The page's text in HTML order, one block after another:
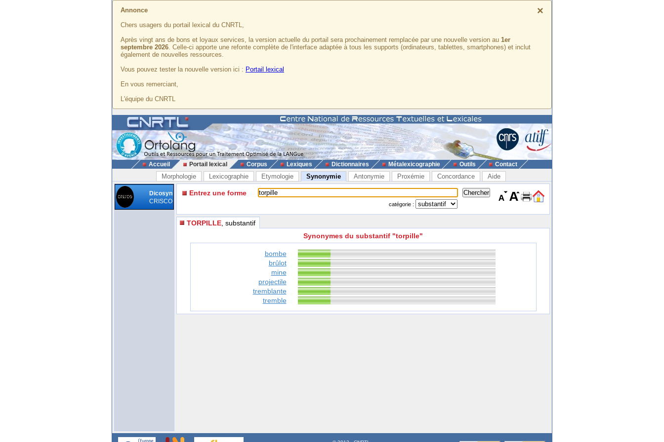
×
Annonce
Chers usagers du portail lexical du CNRTL,
Après vingt ans de bons et loyaux services, la version actuelle du portail sera prochainement remplacée par une nouvelle version au 1er
septembre 2026. Celle-ci apporte une refonte complète de l'interface adaptée à tous les supports (ordinateurs, tablettes, smartphones) et inclut
également de nouvelles ressources.
Vous pouvez tester la nouvelle version ici : Portail lexical
En vous remerciant,
L'équipe du CNRTL
Accueil Portail lexical Corpus Lexiques Dictionnaires Métalexicographie Outils Contact
Morphologie Lexicographie Etymologie Synonymie Antonymie Proxémie Concordance Aide
Dicosyn
CRISCO
Entrez une forme
catégorie :
TORPILLE , substantif
Synonymes du substantif "torpille"
bombe
brûlot
mine
projectile
tremblante
tremble